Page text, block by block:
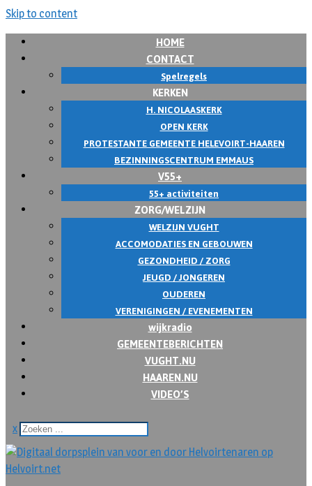
Skip to content
HOME
CONTACT
Spelregels
KERKEN
H. NICOLAASKERK
OPEN KERK
PROTESTANTE GEMEENTE HELEVOIRT-HAAREN
BEZINNINGSCENTRUM EMMAUS
V55+
55+ activiteiten
ZORG/WELZIJN
WELZIJN VUGHT
ACCOMODATIES EN GEBOUWEN
GEZONDHEID / ZORG
JEUGD / JONGEREN
OUDEREN
VERENIGINGEN / EVENEMENTEN
wijkradio
GEMEENTEBERICHTEN
VUGHT.NU
HAAREN.NU
VIDEO’S
x